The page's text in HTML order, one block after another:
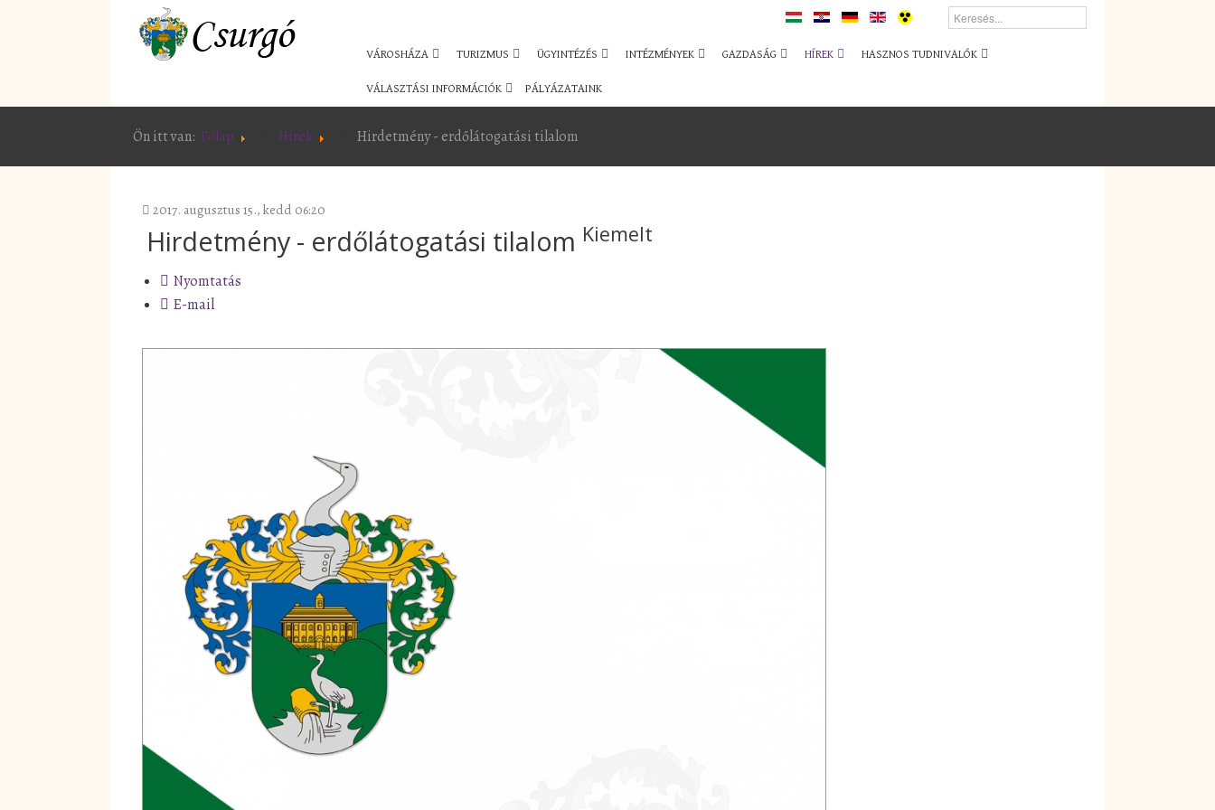
VÁROSHÁZA TURIZMUS ÜGYINTÉZÉS INTÉZMÉNYEK GAZDASÁG HÍREK HASZNOS TUDNIVALÓK
VÁLASZTÁSI INFORMÁCIÓK PÁLYÁZATAINK
Ön itt van: Főlap Hírek Hirdetmény - erdőlátogatási tilalom
2017. augusztus 15., kedd 06:20
Hirdetmény - erdőlátogatási tilalom Kiemelt
Nyomtatás
E-mail